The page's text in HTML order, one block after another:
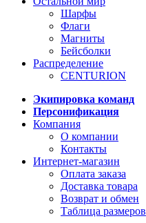
Шарфы
Флаги
Магниты
Бейсболки
Распределение
CENTURION
Экипировка команд
Персонификация
Компания
О компании
Контакты
Интернет-магазин
Оплата заказа
Доставка товара
Возврат и обмен
Таблица размеров